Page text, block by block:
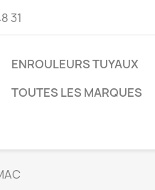
31
ENROULEURS TUYAUX
TOUTES LES MARQUES